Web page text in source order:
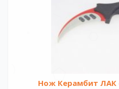
Нож Керамбит ЛАК